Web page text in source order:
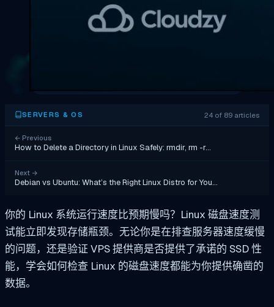
SERVERS & OS 24 of 89 articles
← Previous
How to Delete a Directory in Linux Safely: rmdir, rm -r…
Next →
Debian vs Ubuntu: What’s the Right Linux Distro for You…
你的 Linux 系统运行速度比预期慢吗？Linux 磁盘速度测
试能立即发现存储瓶颈。无论你是在排查服务器速度缓慢
的问题，还是验证 VPS 提供商是否提供了承诺的 SSD 性
能，学会如何检查 Linux 的磁盘速度都能为你提供确凿的
数据。